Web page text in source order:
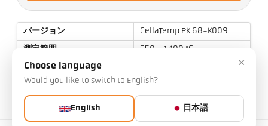
バージョン
CellaTemp PK 68-K009
測定範囲
550 - 1400 °C
ターゲットサイズ
焦点距離
1,5 m
測定エリアの形状
測定原理
2色
×
Choose language
Would you like to switch to English?
English 日本語